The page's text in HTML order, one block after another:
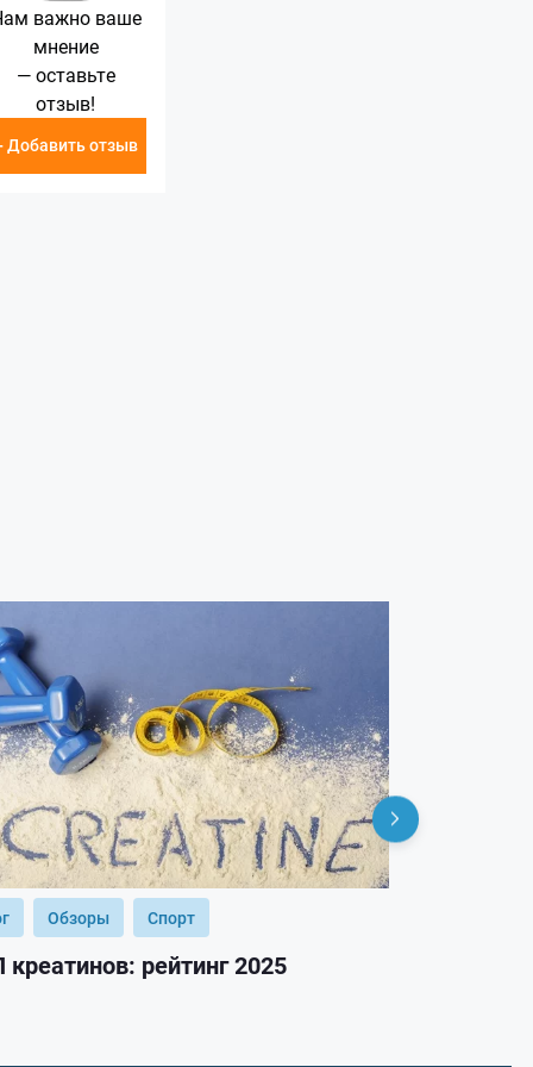
важно ваше
мнение
— оставьте
отзыв!
Добавить отзыв
Обзоры Спорт
рейтинг 2025